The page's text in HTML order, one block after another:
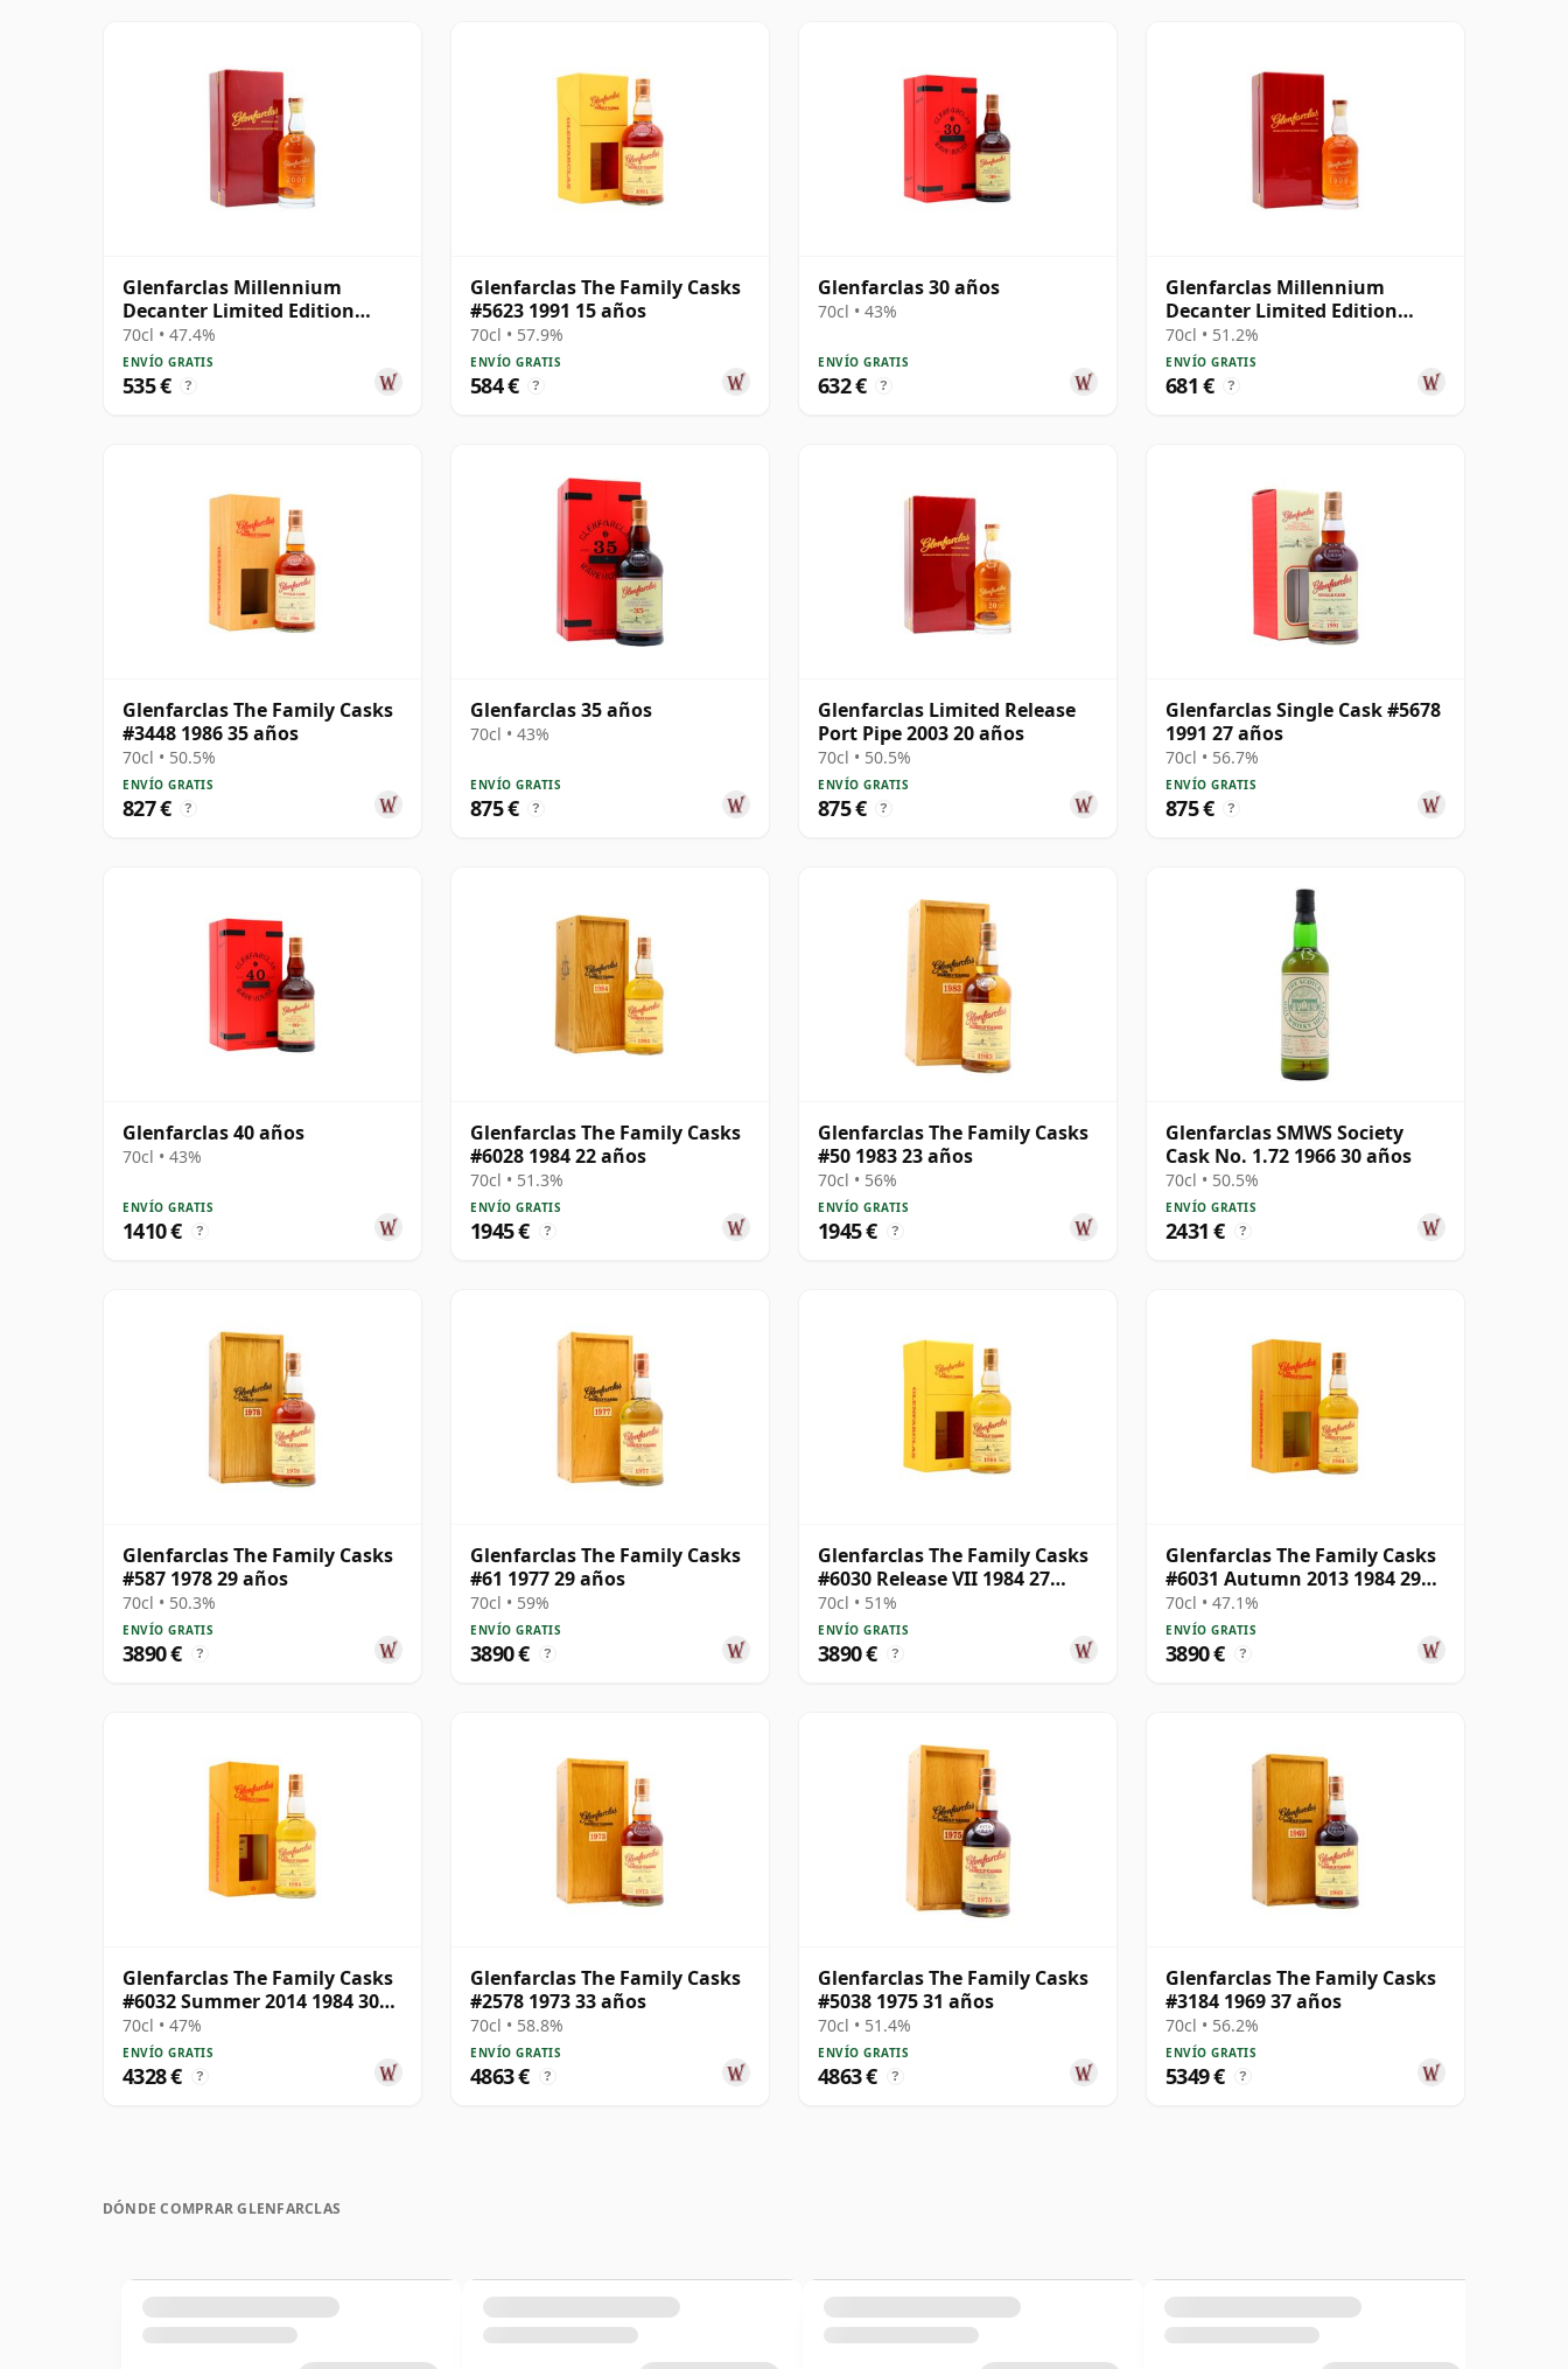
Glenfarclas Millennium
Decanter Limited Edition
Highland Singl 2000 24 años
70cl • 47.4%
ENVÍO GRATIS
535 € ?
Glenfarclas The Family Casks
#5623 1991 15 años
70cl • 57.9%
ENVÍO GRATIS
584 € ?
Glenfarclas 30 años
70cl • 43%
ENVÍO GRATIS
632 € ?
Glenfarclas Millennium
Decanter Limited Edition
Highland Singl 1999 25 años
70cl • 51.2%
ENVÍO GRATIS
681 € ?
Glenfarclas The Family Casks
#3448 1986 35 años
70cl • 50.5%
ENVÍO GRATIS
827 € ?
Glenfarclas 35 años
70cl • 43%
ENVÍO GRATIS
875 € ?
Glenfarclas Limited Release
Port Pipe 2003 20 años
70cl • 50.5%
ENVÍO GRATIS
875 € ?
Glenfarclas Single Cask #5678
1991 27 años
70cl • 56.7%
ENVÍO GRATIS
875 € ?
Glenfarclas 40 años
70cl • 43%
ENVÍO GRATIS
1410 € ?
Glenfarclas The Family Casks
#6028 1984 22 años
70cl • 51.3%
ENVÍO GRATIS
1945 € ?
Glenfarclas The Family Casks
#50 1983 23 años
70cl • 56%
ENVÍO GRATIS
1945 € ?
Glenfarclas SMWS Society
Cask No. 1.72 1966 30 años
70cl • 50.5%
ENVÍO GRATIS
2431 € ?
Glenfarclas The Family Casks
#587 1978 29 años
70cl • 50.3%
ENVÍO GRATIS
3890 € ?
Glenfarclas The Family Casks
#61 1977 29 años
70cl • 59%
ENVÍO GRATIS
3890 € ?
Glenfarclas The Family Casks
#6030 Release VII 1984 27
años
70cl • 51%
ENVÍO GRATIS
3890 € ?
Glenfarclas The Family Casks
#6031 Autumn 2013 1984 29
años
70cl • 47.1%
ENVÍO GRATIS
3890 € ?
Glenfarclas The Family Casks
#6032 Summer 2014 1984 30
años
70cl • 47%
ENVÍO GRATIS
4328 € ?
Glenfarclas The Family Casks
#2578 1973 33 años
70cl • 58.8%
ENVÍO GRATIS
4863 € ?
Glenfarclas The Family Casks
#5038 1975 31 años
70cl • 51.4%
ENVÍO GRATIS
4863 € ?
Glenfarclas The Family Casks
#3184 1969 37 años
70cl • 56.2%
ENVÍO GRATIS
5349 € ?
DÓNDE COMPRAR GLENFARCLAS